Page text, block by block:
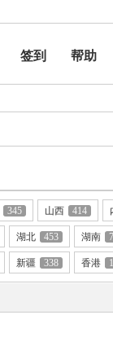
签到
帮助
345 山西 414
湖北 453 湖南
新疆 338 香港 1